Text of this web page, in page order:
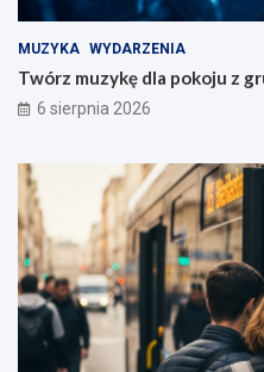
MUZYKA WYDARZENIA
Twórz muzykę dla pokoju z
6 sierpnia 2026